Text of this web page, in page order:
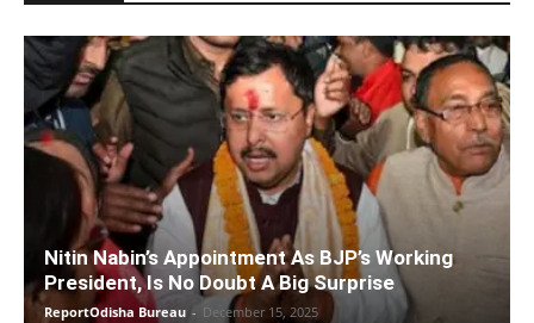
Nitin Nabin’s Appointment As BJP’s Working
President, Is No Doubt A Big Surprise
ReportOdisha Bureau - December 15, 2025